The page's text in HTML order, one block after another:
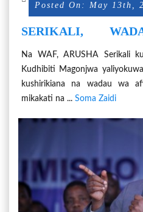
Posted On: May 13th,
SERIKALI,
KIPAUMBELE
Na WAF, ARUSHA Serikali
Kudhibiti Magonjwa
kushirikiana na wadau wa
mikakati na ... Soma Zaidi